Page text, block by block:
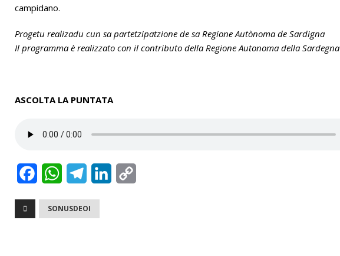
campidano.
Progetu realizadu cun sa partetzipatzione de sa Regione Autònoma de Sardigna
Il programma è realizzato con il contributo della Regione Autonoma della Sardegna
ASCOLTA LA PUNTATA
W
a
l
SONUSDEOI